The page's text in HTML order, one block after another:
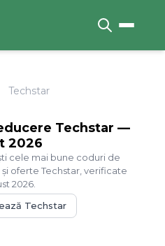
Techstar
Techstar —
2026
cele mai bune coduri de
oferte Techstar , verificate
2026
Techstar